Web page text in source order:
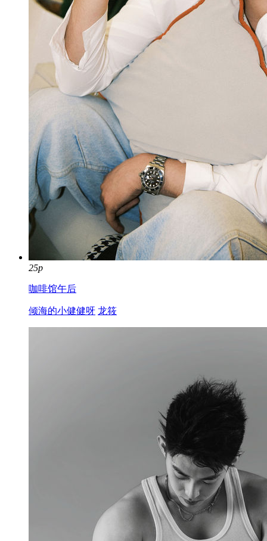
25p
咖啡馆午后
倾海的小健健呀 龙筱